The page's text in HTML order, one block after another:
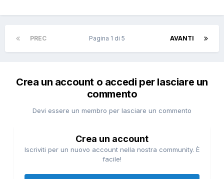
PREC AVANTI
Pagina 1 di 5
Crea un account o accedi per lasciare un
commento
Devi essere un membro per lasciare un commento
Crea un account
Iscriviti per un nuovo account nella nostra community. È
facile!